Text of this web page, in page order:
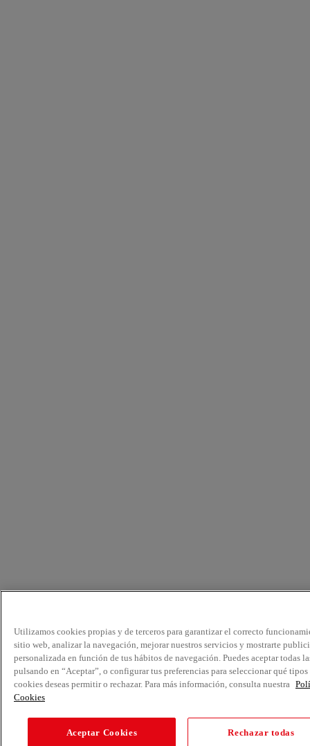
Utilizamos cookies propias y de terceros para garantizar el correcto
sitio web, analizar la navegación, mejorar nuestros servicios y mostrarte
personalizada en función de tus hábitos de navegación. Puedes aceptar todas
pulsando en “Aceptar”, o configurar tus preferencias para seleccionar qué tipos
cookies deseas permitir o rechazar. Para más información, consulta nuestra
Cookies
Aceptar Cookies Rechazar todas